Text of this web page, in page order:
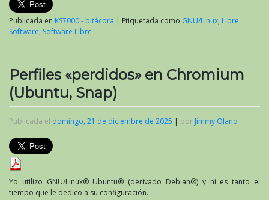
Publicada en KS7000 - bitácora | Etiquetada como GNU/Linux, Libre
Software, Software Libre
Perfiles «perdidos» en Chromium
(Ubuntu, Snap)
Publicada el domingo, 21 de diciembre de 2025 | por Jimmy Olano
Yo utilizo GNU/Linux® Ubuntu® (derivado Debian®) y ni es tanto el
tiempo que le dedico a su configuración.